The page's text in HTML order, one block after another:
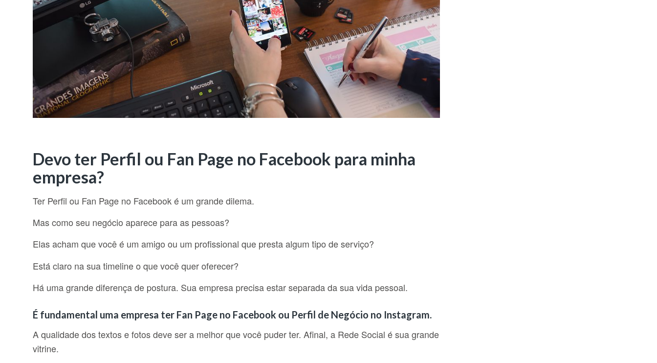
Devo ter Perfil ou Fan Page no Facebook para minha
empresa?
Ter Perfil ou Fan Page no Facebook é um grande dilema.
Mas como seu negócio aparece para as pessoas?
Elas acham que você é um amigo ou um profissional que presta algum tipo de serviço?
Está claro na sua timeline o que você quer oferecer?
Há uma grande diferença de postura. Sua empresa precisa estar separada da sua vida pessoal.
É fundamental uma empresa ter Fan Page no Facebook ou Perfil de Negócio no Instagram.
A qualidade dos textos e fotos deve ser a melhor que você puder ter. Afinal, a Rede Social é sua grande
vitrine.